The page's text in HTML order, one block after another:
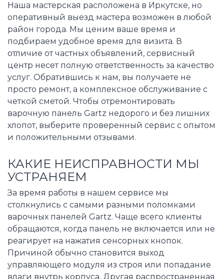
Наша мастерская расположена в Иркутске, но
оперативный выезд мастера возможен в любой
район города. Мы ценим ваше время и
подбираем удобное время для визита. В
отличие от частных объявлений, сервисный
центр несет полную ответственность за качество
услуг. Обратившись к нам, вы получаете не
просто ремонт, а комплексное обслуживание с
четкой сметой. Чтобы отремонтировать
варочную панель Gartz недорого и без лишних
хлопот, выберите проверенный сервис с опытом
и положительными отзывами.
КАКИЕ НЕИСПРАВНОСТИ МЫ
УСТРАНЯЕМ
За время работы в нашем сервисе мы
столкнулись с самыми разными поломками
варочных панелей Gartz. Чаще всего клиенты
обращаются, когда панель не включается или не
реагирует на нажатия сенсорных кнопок.
Причиной обычно становится выход
управляющего модуля из строя или попадание
влаги внутрь корпуса. Другая распространенная